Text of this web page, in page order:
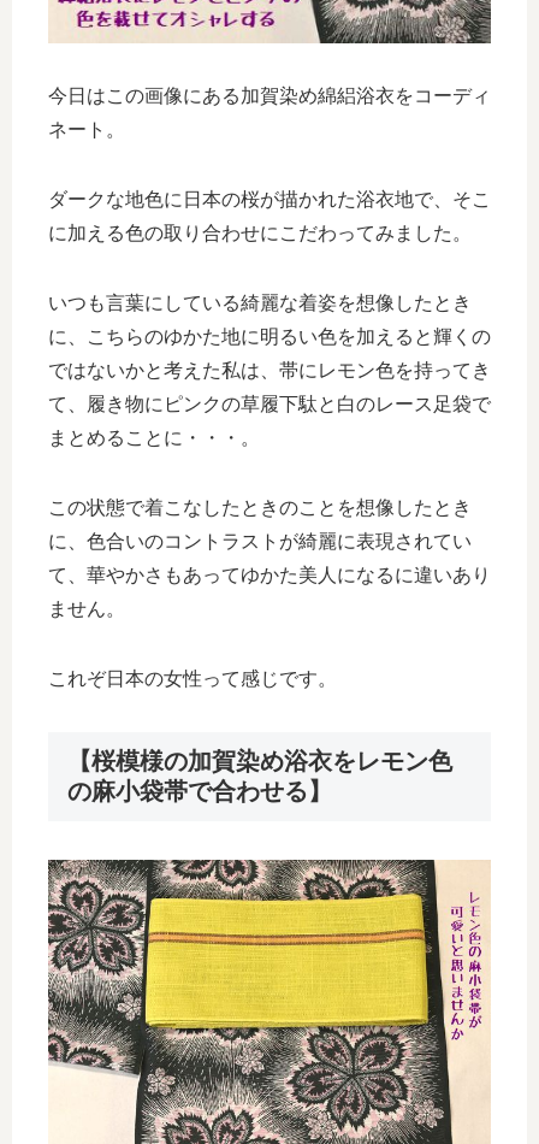
今日はこの画像にある加賀染め綿絽浴衣をコーディ
ネート。
ダークな地色に日本の桜が描かれた浴衣地で、そこ
に加える色の取り合わせにこだわってみました。
いつも言葉にしている綺麗な着姿を想像したとき
に、こちらのゆかた地に明るい色を加えると輝くの
ではないかと考えた私は、帯にレモン色を持ってき
て、履き物にピンクの草履下駄と白のレース足袋で
まとめることに・・・。
この状態で着こなしたときのことを想像したとき
に、色合いのコントラストが綺麗に表現されてい
て、華やかさもあってゆかた美人になるに違いあり
ません。
これぞ日本の女性って感じです。
【桜模様の加賀染め浴衣をレモン色
の麻小袋帯で合わせる】